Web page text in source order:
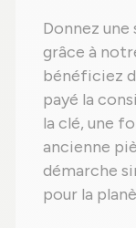
Donnez une
grâce à
bénéficiez
payé la
la clé, une
ancienne
démarche
pour la